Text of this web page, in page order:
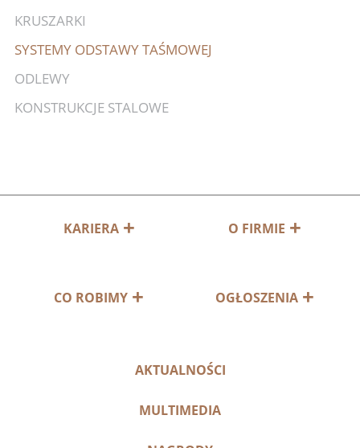
KRUSZARKI
SYSTEMY ODSTAWY TAŚMOWEJ
ODLEWY
KONSTRUKCJE STALOWE
KARIERA O FIRMIE
CO ROBIMY OGŁOSZENIA
AKTUALNOŚCI
MULTIMEDIA